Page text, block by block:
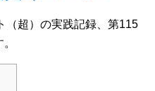
（超）の実践記録、第115